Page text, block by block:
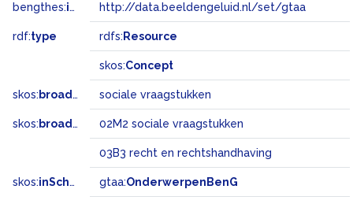
bengthes:inSet http://data.beeldengeluid.nl/set/gtaa
rdf:type rdfs: Resource
skos:Concept
skos: broader sociale vraagstukken
skos: broadMatch 02M2 sociale vraagstukken
03B3 recht en rechtshandhaving
skos:inScheme gtaa:OnderwerpenBenG